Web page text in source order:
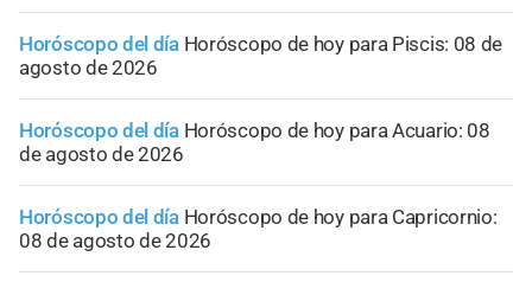
Horóscopo del día Horóscopo de hoy para Piscis: 08 de
agosto de 2026
Horóscopo del día Horóscopo de hoy para Acuario: 08
de agosto de 2026
Horóscopo del día Horóscopo de hoy para Capricornio:
08 de agosto de 2026